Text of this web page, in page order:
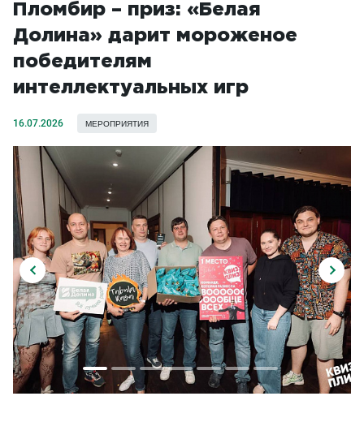
Пломбир – приз: «Белая
Долина» дарит мороженое
победителям
интеллектуальных игр
16.07.2026 МЕРОПРИЯТИЯ